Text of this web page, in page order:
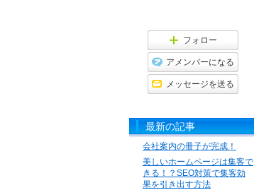
フォロー
アメンバーになる
メッセージを送る
最新の記事
会社案内の冊子が完成！
美しいホームページは集客で
きる！？SEO対策で集客効
果を引き出す方法